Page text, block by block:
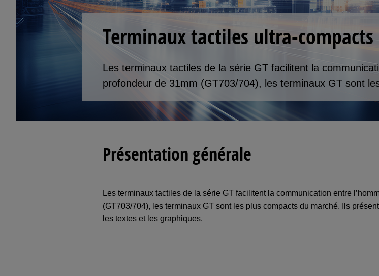
Terminaux tactiles ultra-compacts
Les terminaux tactiles de la série GT facilitent la
profondeur de 31mm (GT703/704), les terminaux GT sont
Présentation générale
Les terminaux tactiles de la série GT facilitent la communication entre
(GT703/704), les terminaux GT sont les plus compacts du marché. Ils
les textes et les graphiques.